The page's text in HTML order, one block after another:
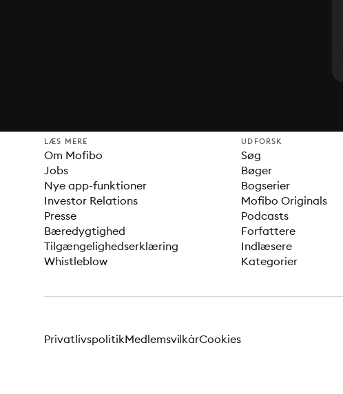
LÆS MERE
Om Mofibo
Jobs
Nye app-funktioner
Investor Relations
Presse
Bæredygtighed
Tilgængelighedserklæring
Whistleblow
UDFORSK
Søg
Bøger
Bogserier
Mofibo Originals
Podcasts
Forfattere
Indlæsere
Kategorier
PrivatlivspolitikMedlemsvilkårCookies